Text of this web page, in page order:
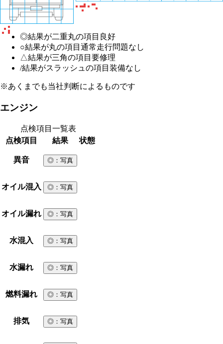
◎結果が二重丸の項目 良好
○結果が丸の項目 通常走行問題なし
△結果が三角の項目 要修理
/結果がスラッシュの項目 装備なし
※あくまでも当社判断によるものです
エンジン
点検項目一覧表
点検項目
結果 状態
異音 ◎ ：写真
オイル混入 ◎ ：写真
オイル漏れ ◎ ：写真
水混入 ◎ ：写真
水漏れ ◎ ：写真
燃料漏れ ◎ ：写真
排気 ◎ ：写真